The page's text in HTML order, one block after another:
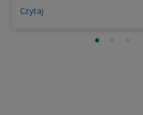
coraz częściej przeprowadza zabieg
Czytaj